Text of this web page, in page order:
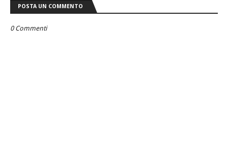
POSTA UN COMMENTO
0 Commenti